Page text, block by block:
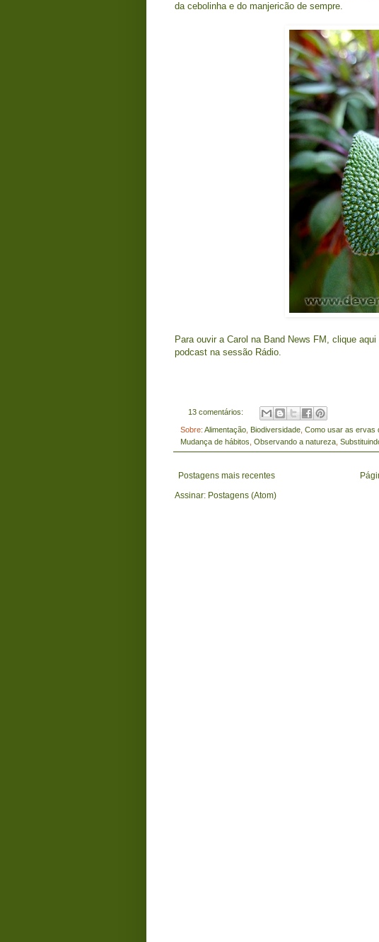
da cebolinha e do manjericão de sempre.
Para ouvir a Carol na Band News FM, clique aqui
podcast na sessão Rádio.
13 comentários:
Sobre: Alimentação Biodiversidade Como usar as ervas
Mudança de hábitos Observando a natureza
Postagens mais recentes
Assinar: Postagens (Atom)